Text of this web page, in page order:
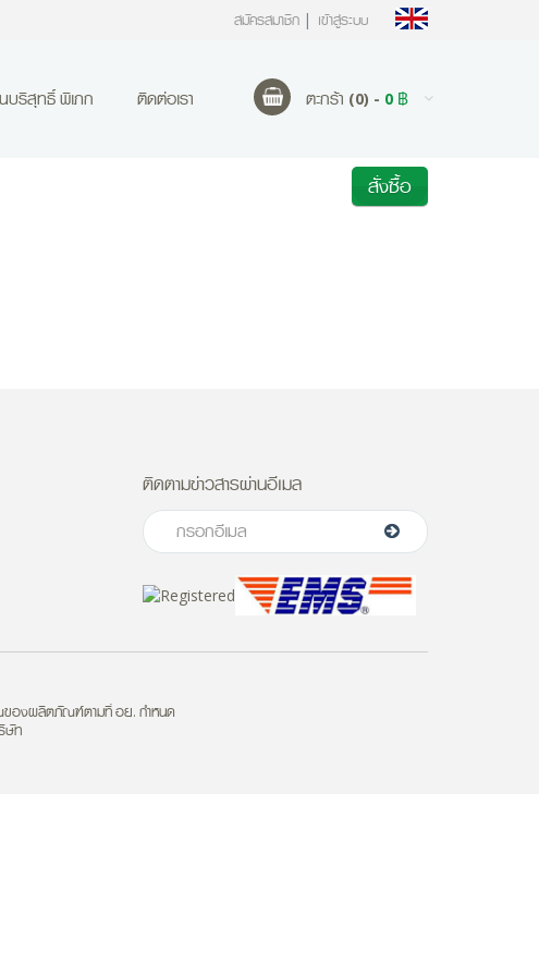
สมัครสมาชิก เข้าสู่ระบบ
บริสุทธิ์ พิเภก ติดต่อเรา ตะกร้า (0) - 0 ฿
สั่งซื้อ
ติดตามข่าวสารผ่านอีเมล
ของผลิตภัณฑ์ตามที่ อย. กำหนด
ษัท